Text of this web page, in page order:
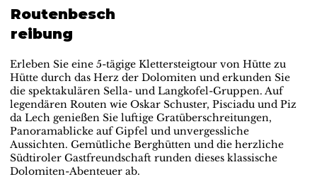
Routenbesch
reibung
Erleben Sie eine 5-tägige Klettersteigtour von Hütte zu
Hütte durch das Herz der Dolomiten und erkunden Sie
die spektakulären Sella- und Langkofel-Gruppen. Auf
legendären Routen wie Oskar Schuster, Pisciadu und Piz
da Lech genießen Sie luftige Gratüberschreitungen,
Panoramablicke auf Gipfel und unvergessliche
Aussichten. Gemütliche Berghütten und die herzliche
Südtiroler Gastfreundschaft runden dieses klassische
Dolomiten-Abenteuer ab.